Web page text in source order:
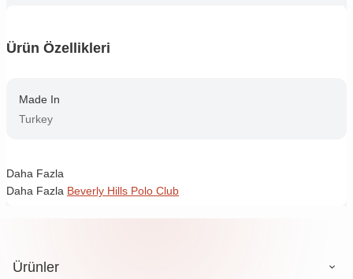
Ürün Özellikleri
Made In
Turkey
Daha Fazla
Daha Fazla Beverly Hills Polo Club
Ürünler